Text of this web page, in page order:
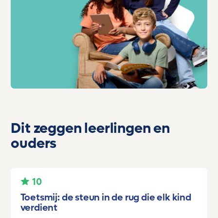
Dit zeggen leerlingen en
ouders
10
Toetsmij: de steun in de rug die elk kind
verdient